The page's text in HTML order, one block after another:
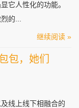
它人性化的功能。
的...
继续阅读 »
包，她们
线上线下相融合的